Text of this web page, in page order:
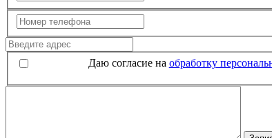
Даю согласие на обработку